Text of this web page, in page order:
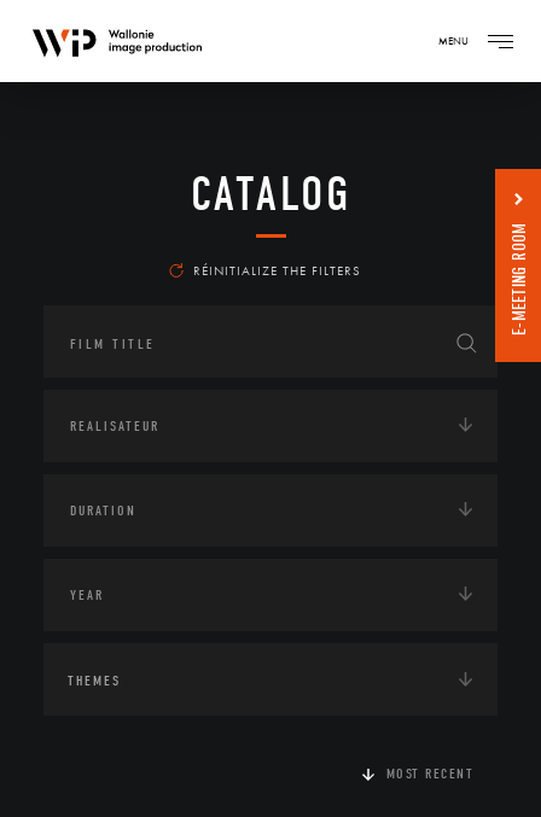
MENU
CATALOG
RÉINITIALIZE THE FILTERS
THEMES
MOST RECENT
E-MEETING ROOM